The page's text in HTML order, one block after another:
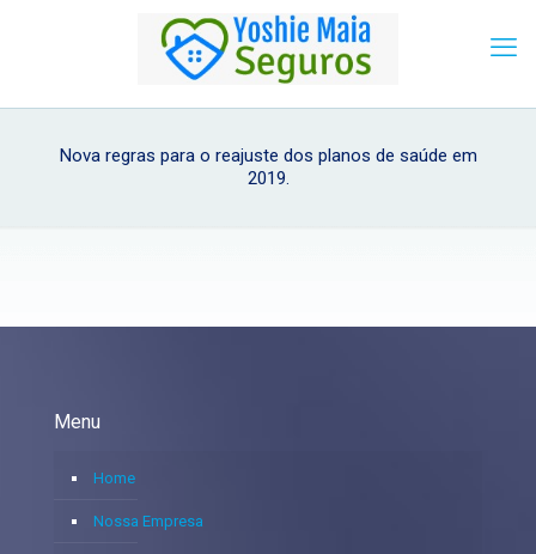
Nova regras para o reajuste dos planos de saúde em
2019.
Menu
Home
Nossa Empresa